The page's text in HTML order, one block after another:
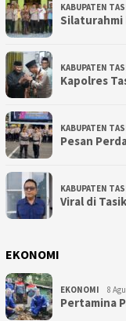
KABUPATEN
Silaturahmi
KABUPATEN
Kapolres
KABUPATEN
Pesan
KABUPATEN
Viral di
EKONOMI
EKONOMI 8
Pertamina